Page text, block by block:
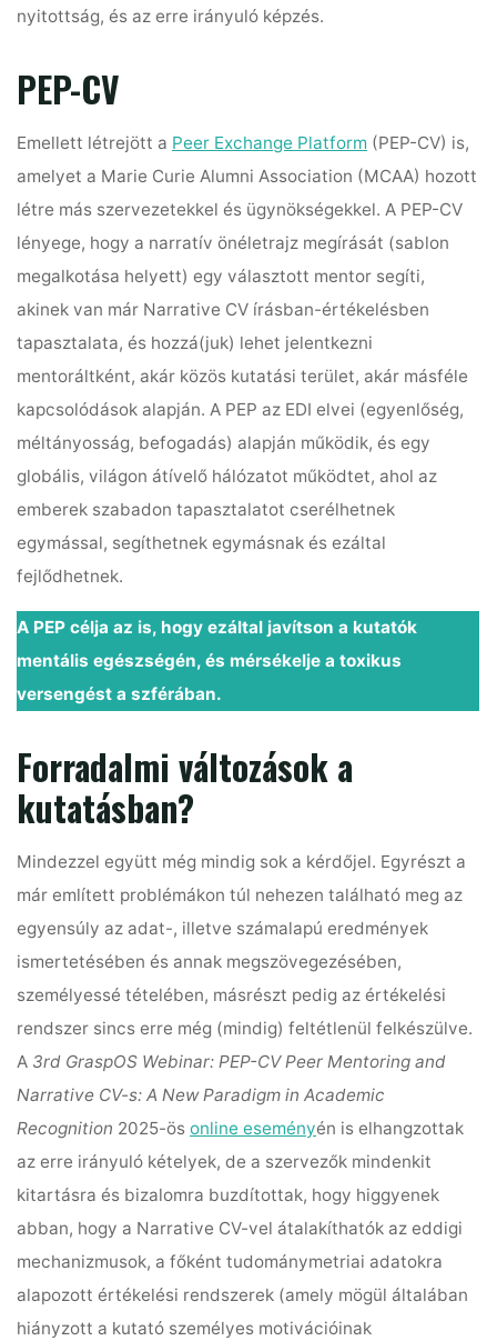
nyitottság, és az erre irányuló képzés.
PEP-CV
Emellett létrejött a Peer Exchange Platform (PEP-CV) is,
amelyet a Marie Curie Alumni Association (MCAA) hozott
létre más szervezetekkel és ügynökségekkel. A PEP-CV
lényege, hogy a narratív önéletrajz megírását (sablon
megalkotása helyett) egy választott mentor segíti,
akinek van már Narrative CV írásban-értékelésben
tapasztalata, és hozzá(juk) lehet jelentkezni
mentoráltként, akár közös kutatási terület, akár másféle
kapcsolódások alapján. A PEP az EDI elvei (egyenlőség,
méltányosság, befogadás) alapján működik, és egy
globális, világon átívelő hálózatot működtet, ahol az
emberek szabadon tapasztalatot cserélhetnek
egymással, segíthetnek egymásnak és ezáltal
fejlődhetnek.
A PEP célja az is, hogy ezáltal javítson a kutatók
mentális egészségén, és mérsékelje a toxikus
versengést a szférában.
Forradalmi változások a
kutatásban?
Mindezzel együtt még mindig sok a kérdőjel. Egyrészt a
már említett problémákon túl nehezen található meg az
egyensúly az adat-, illetve számalapú eredmények
ismertetésében és annak megszövegezésében,
személyessé tételében, másrészt pedig az értékelési
rendszer sincs erre még (mindig) feltétlenül felkészülve.
A 3rd GraspOS Webinar: PEP-CV Peer Mentoring and
Narrative CV-s: A New Paradigm in Academic
Recognition 2025-ösonline eseményén is elhangzottak
az erre irányuló kételyek, de a szervezők mindenkit
kitartásra és bizalomra buzdítottak, hogy higgyenek
abban, hogy a Narrative CV-vel átalakíthatók az eddigi
mechanizmusok, a főként tudománymetriai adatokra
alapozott értékelési rendszerek (amely mögül általában
hiányzott a kutató személyes motivációinak